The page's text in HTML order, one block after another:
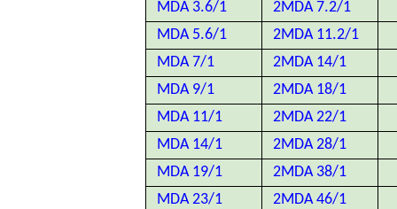
MDA 3.6/1
2MDA 7.2/1
MDA 5.6/1
2MDA 11.2/1
MDA 7/1
2MDA 14/1
MDA 9/1
2MDA 18/1
MDA 11/1
2MDA 22/1
MDA 14/1
2MDA 28/1
MDA 19/1
2MDA 38/1
MDA 23/1
2MDA 46/1